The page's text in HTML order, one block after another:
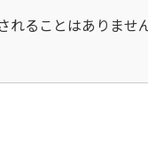
れることはありませ